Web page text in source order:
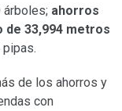
árboles; ahorros
de 33,994 metros
pipas.
de los ahorros y
con